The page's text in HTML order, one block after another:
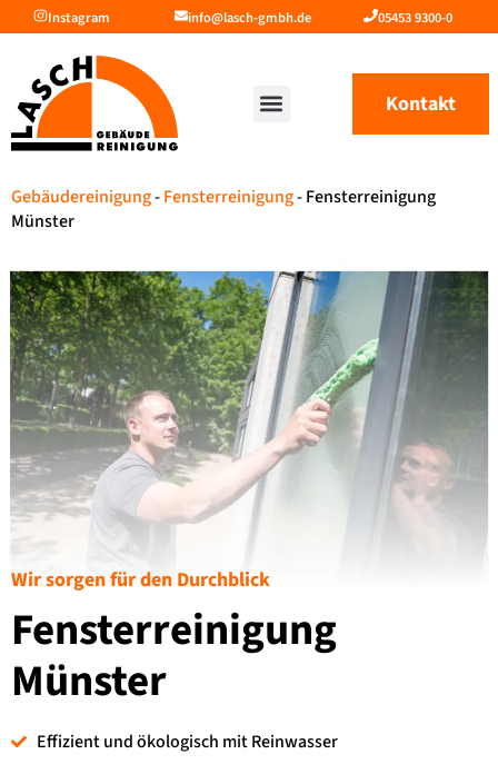
Instagram info@lasch-gmbh.de 05453 9300-0
Kontakt
Gebäudereinigung-Fensterreinigung-Fensterreinigung
Münster
Wir sorgen für den Durchblick
Fensterreinigung
Münster
Effizient und ökologisch mit Reinwasser